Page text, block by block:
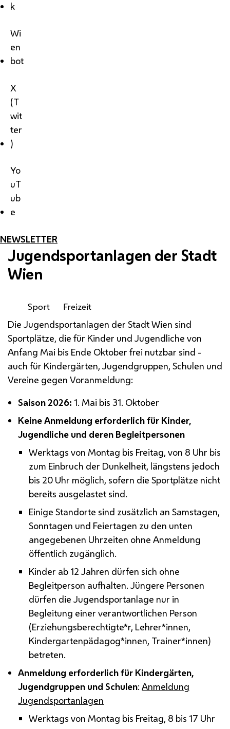
k
Wi
en
bot
X
(T
wit
ter
)
Yo
uT
ub
e
NEWSLETTER
Jugendsportanlagen der Stadt
Wien
Sport Freizeit
Die Jugendsportanlagen der Stadt Wien sind
Sportplätze, die für Kinder und Jugendliche von
Anfang Mai bis Ende Oktober frei nutzbar sind -
auch für Kindergärten, Jugendgruppen, Schulen und
Vereine gegen Voranmeldung:
Saison 2026: 1. Mai bis 31. Oktober
Keine Anmeldung erforderlich für Kinder,
Jugendliche und deren Begleitpersonen
Werktags von Montag bis Freitag, von 8 Uhr bis
zum Einbruch der Dunkelheit, längstens jedoch
bis 20 Uhr möglich, sofern die Sportplätze nicht
bereits ausgelastet sind.
Einige Standorte sind zusätzlich an Samstagen,
Sonntagen und Feiertagen zu den unten
angegebenen Uhrzeiten ohne Anmeldung
öffentlich zugänglich.
Kinder ab 12 Jahren dürfen sich ohne
Begleitperson aufhalten. Jüngere Personen
dürfen die Jugendsportanlage nur in
Begleitung einer verantwortlichen Person
(Erziehungsberechtigte*r, Lehrer*innen,
Kindergartenpädagog*innen, Trainer*innen)
betreten.
Anmeldung erforderlich für Kindergärten,
Jugendgruppen und Schulen:Anmeldung
Jugendsportanlagen
Werktags von Montag bis Freitag, 8 bis 17 Uhr